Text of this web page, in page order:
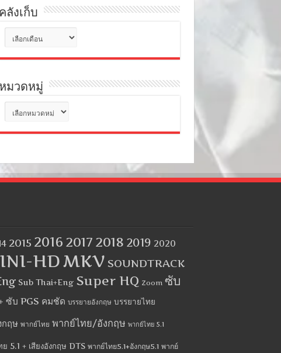
คลังเก็บ
เก็บ
หมวดหมู่
หมู่
2015 2016 2017 2018 2019 2020
HDMKV SOUNDTRACK
Sub Thai+Eng Super HQ Zoom ซับ
ซับ PGS คมชัด บรรยายอังกฤษ บรรยายไทย
กฤษ พากย์ไทย พากย์ไทย/อังกฤษ พากย์ไทย 5.1
5.1 + เสียงอังกฤษ DTS พากย์ไทย5.1+อังกฤษ5.1 พากย์